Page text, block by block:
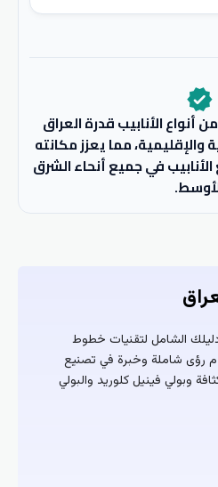
verified
أنواع الأنابيب قدرة العراق
والإقليمية، مما يعزز مكانته
في جميع أنحاء الشرق
الشامل لتقنيات خطوط
رؤى شاملة وخبرة في تصنيع
وبولي فينيل كلوريد والبولي